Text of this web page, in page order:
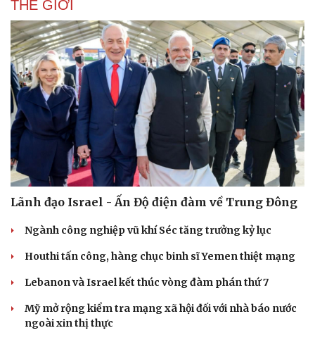
Doanh nghiệp
Thông tin doanh nghiệp
Doanh nghiệp 24h
Doanh nhân
Vì cộng đồng
Công nghệ
Sành điệu
Tin Công nghệ
Trải nghiệm
Chuyển đổi số
THẾ GIỚI
Lãnh đạo Israel - Ấn Độ điện đàm về Trung Đông
Ngành công nghiệp vũ khí Séc tăng trưởng kỷ lục
Houthi tấn công, hàng chục binh sĩ Yemen thiệt mạng
Lebanon và Israel kết thúc vòng đàm phán thứ 7
Mỹ mở rộng kiểm tra mạng xã hội đối với nhà báo nước
ngoài xin thị thực